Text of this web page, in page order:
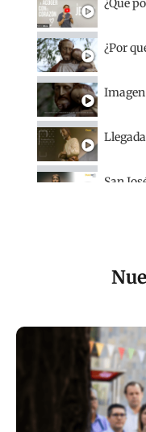
¿Qué
¿Por
Imagen
San
Cap
Cap 03: